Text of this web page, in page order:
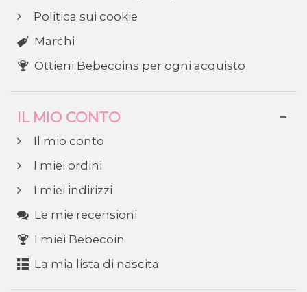
Politica sui cookie
Marchi
Ottieni Bebecoins per ogni acquisto
IL MIO CONTO
Il mio conto
I miei ordini
I miei indirizzi
Le mie recensioni
I miei Bebecoin
La mia lista di nascita